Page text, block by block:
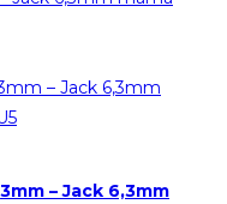
– Jack 6,3mm